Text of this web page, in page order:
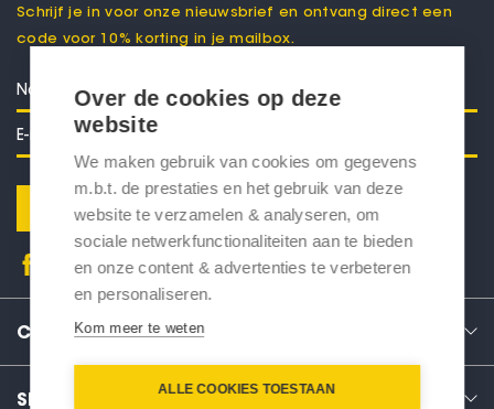
Schrijf je in voor onze nieuwsbrief en ontvang direct een
code voor 10% korting in je mailbox.
Verstuur
CONTACT
SERVICE
Over de cookies op deze
website
We maken gebruik van cookies om gegevens
m.b.t. de prestaties en het gebruik van deze
website te verzamelen & analyseren, om
sociale netwerkfunctionaliteiten aan te bieden
en onze content & advertenties te verbeteren
en personaliseren.
Kom meer te weten
ALLE COOKIES TOESTAAN